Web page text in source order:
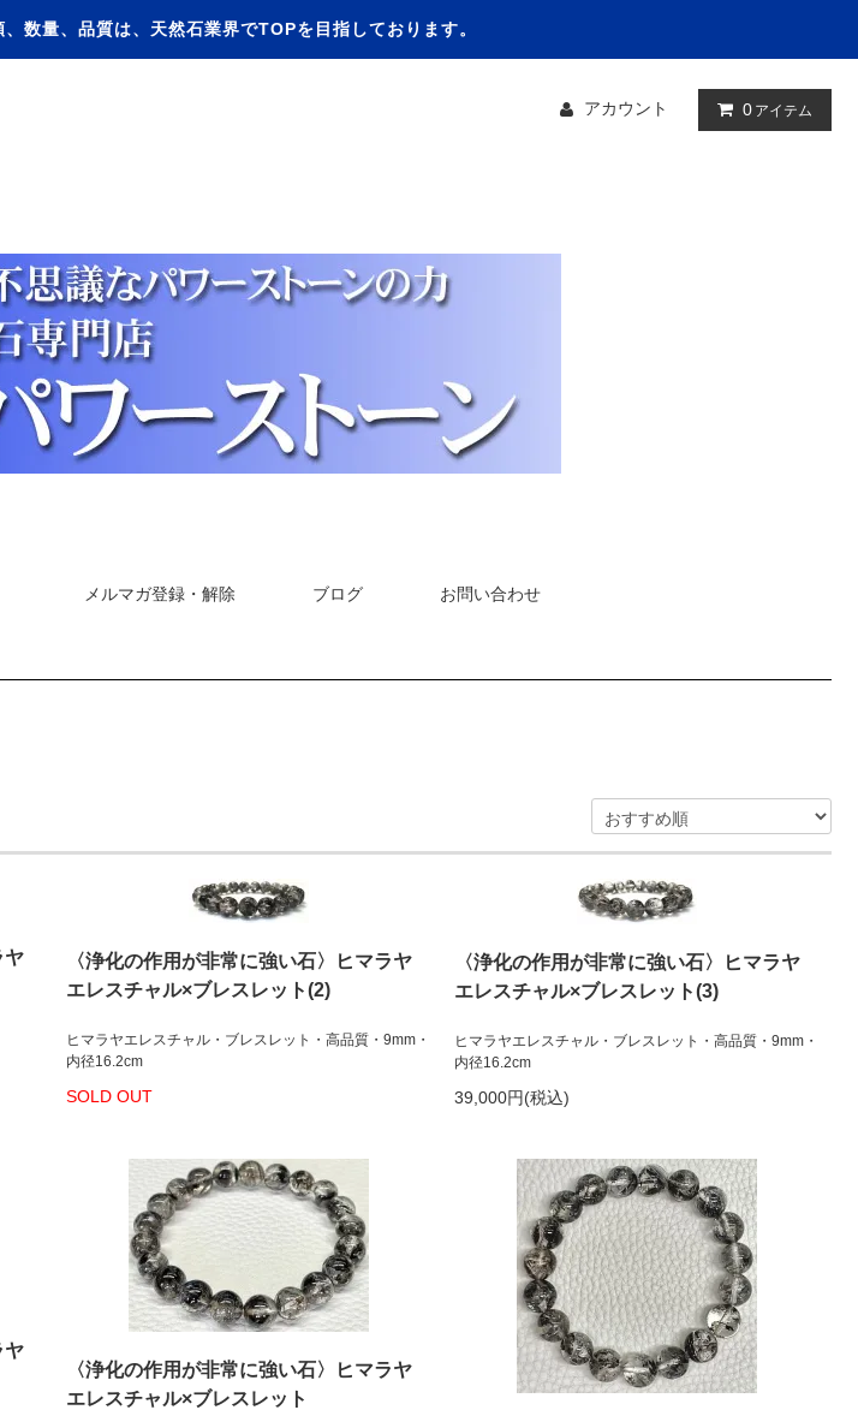
数量、品質は、天然石業界でTOPを目指しております。
アカウント 0 アイテム
メルマガ登録・解除 ブログ お問い合わせ
ヤ
〈浄化の作用が非常に強い石〉ヒマラヤ
エレスチャル×ブレスレット(2)
ヒマラヤエレスチャル・ブレスレット・高品質・9mm・
内径16.2cm
SOLD OUT
〈浄化の作用が非常に強い石〉ヒマラヤ
エレスチャル×ブレスレット(3)
ヒマラヤエレスチャル・ブレスレット・高品質・9mm・
内径16.2cm
39,000円(税込)
ヤ
〈浄化の作用が非常に強い石〉ヒマラヤ
エレスチャル×ブレスレット